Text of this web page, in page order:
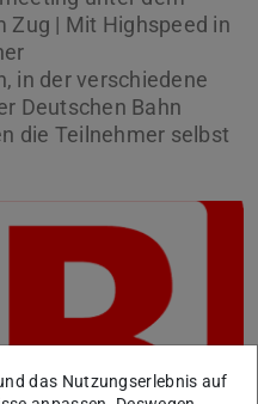
Zug | Mit Highspeed in
in der verschiedene
Deutschen Bahn
die Teilnehmer selbst
das Nutzungserlebnis auf